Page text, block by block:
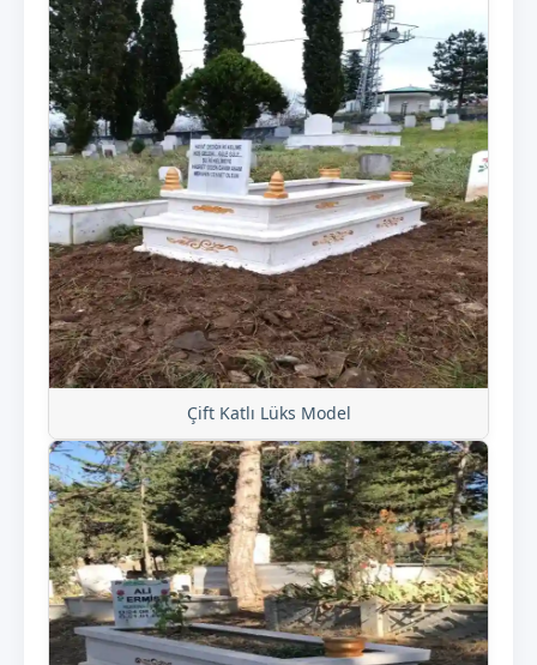
Çift Katlı Lüks Model